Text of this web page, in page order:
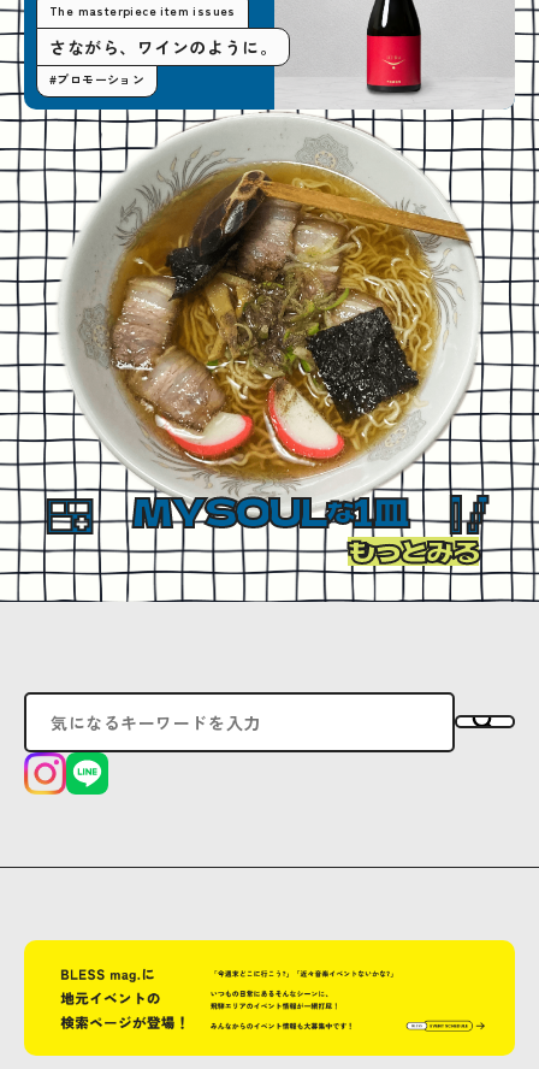
The masterpiece item issues
さながら、ワインのように。
#プロモーション
MYSOULな1皿
もっとみる